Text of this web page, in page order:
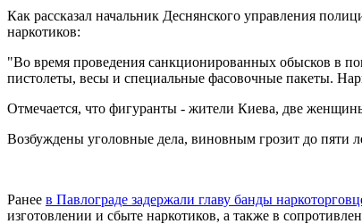
Как рассказал начальник Деснянского управления
наркотиков:
"Во время проведения санкционированных обысков в
пистолеты, весы и специальные фасовочные пакеты.
Отмечается, что фигуранты - жители Киева, две
Возбуждены уголовные дела, виновным грозит до пяти
Ранее в Павлограде задержали главу банды
изготовлении и сбыте наркотиков, а также в